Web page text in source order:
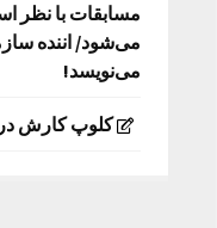
مسابقات با نظر
می‌شود/ اننده
می‌نویسد!
کلوپ کارش در